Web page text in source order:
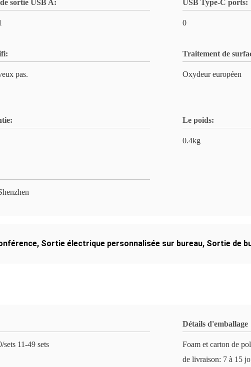
sortie USB A: USB Type-C ports:
0
pas.
Traitement de
Oxydeur européen
Le poids:
0.4kg
, Sortie électrique personnalisée sur bureau, Sortie de
sets 11-49 sets
Détails d'emballage
Foam et carton de
de livraison: 7 à 15